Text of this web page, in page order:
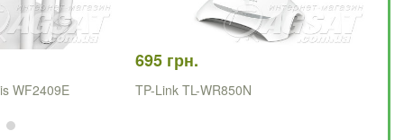
WF2409E
695 грн.
TP-Link TL-WR850N